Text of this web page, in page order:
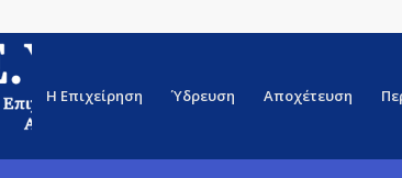
Η Επιχείρηση Ύδρευση Αποχέτευση